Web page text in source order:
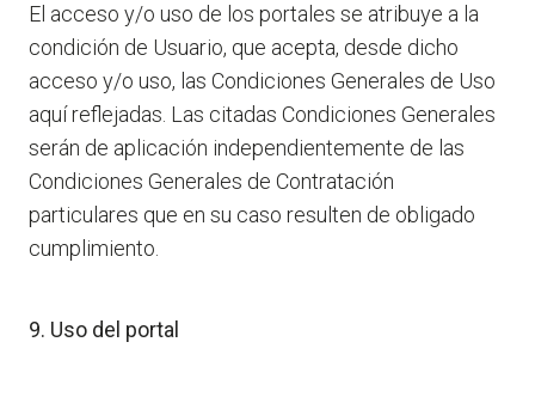
El acceso y/o uso de los portales se atribuye a la
condición de Usuario, que acepta, desde dicho
acceso y/o uso, las Condiciones Generales de Uso
aquí reflejadas. Las citadas Condiciones Generales
serán de aplicación independientemente de las
Condiciones Generales de Contratación
particulares que en su caso resulten de obligado
cumplimiento.
9. Uso del portal